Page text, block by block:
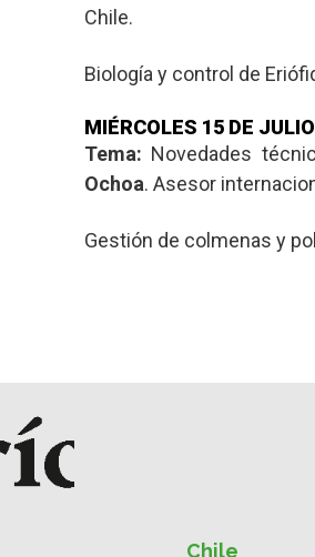
Chile.
Biología y control de
MIÉRCOLES 15 DE JULIO
Tema: Novedades
Ochoa. Asesor
Gestión de colmenas y
Chile